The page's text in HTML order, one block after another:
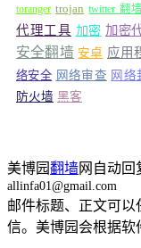
toranger trojan twitter 翻墙
代理工具 加密 加密
安全翻墙 安卓 应用
络安全 网络审查 网络
防火墙 黑客
美博园翻墙网自动回
allinfa01@gmail.com
邮件标题、正文可以
信。美博园会根据软